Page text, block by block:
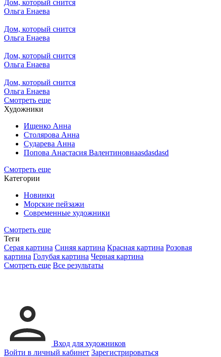
Дом, который снится
Ольга Енаева
Дом, который снится
Ольга Енаева
Дом, который снится
Ольга Енаева
Дом, который снится
Ольга Енаева
Смотреть еще
Художники
Ищенко Анна
Столярова Анна
Сударева Анна
Попова Анастасия Валентиновнаasdasdasd
Смотреть еще
Категории
Новинки
Морские пейзажи
Современные художники
Смотреть еще
Теги
Серая картина Синяя картина Красная картина Розовая
картина Голубая картина Черная картина
Смотреть еще Все результаты
Вход для художников
Войти в личный кабинет Зарегистрироваться